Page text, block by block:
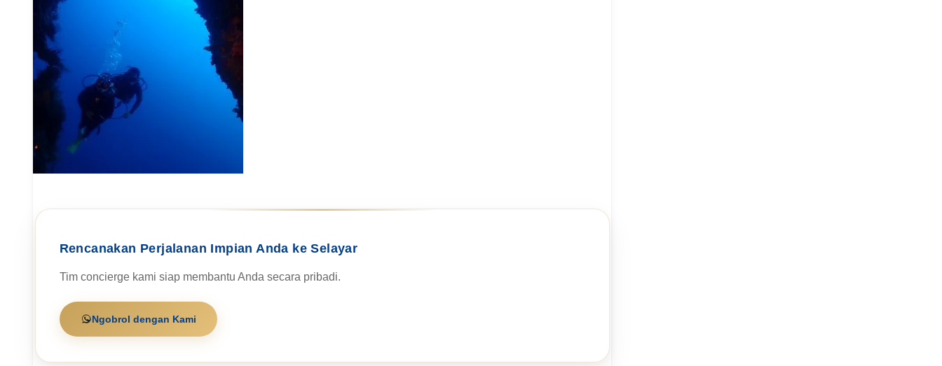
Rencanakan Perjalanan Impian Anda ke Selayar
Tim concierge kami siap membantu Anda secara pribadi.
Ngobrol dengan Kami